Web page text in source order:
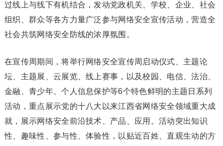
过线上与线下有机结合，发动党政机关、学校、企业、社会
组织、群众等各方力量广泛参与网络安全宣传活动，营造全
社会共筑网络安全防线的浓厚氛围。
在宣传周期间，将举行网络安全宣传周启动仪式、主题论
坛、主题展、云展览、线上赛事，以及校园、电信、法治、
金融、青少年、个人信息保护等6个特色鲜明的主题日系列
活动，重点展示党的十八大以来江西省网络安全领域重大成
就，展示网络安全前沿技术、产品、应用。活动突出知识
性、趣味性、参与性、体验性，以贴近百姓、直观生动的方